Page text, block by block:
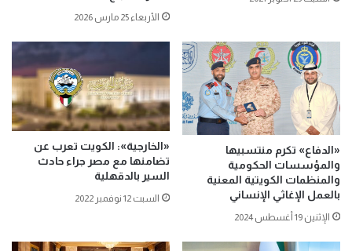
الأربعاء 25 مارس 2026
«الدفاع» تكرم منتسبيها
والمؤسسات الحكومية
والمنظمات الكويتية المعنية
بالعمل الإغاثي الإنساني
الإثنين 19 أغسطس 2024
«الخارجية»: الكويت تعرب عن
تضامنها مع مصر جراء حادث
السير بالدقهلية
السبت 12 نوفمبر 2022